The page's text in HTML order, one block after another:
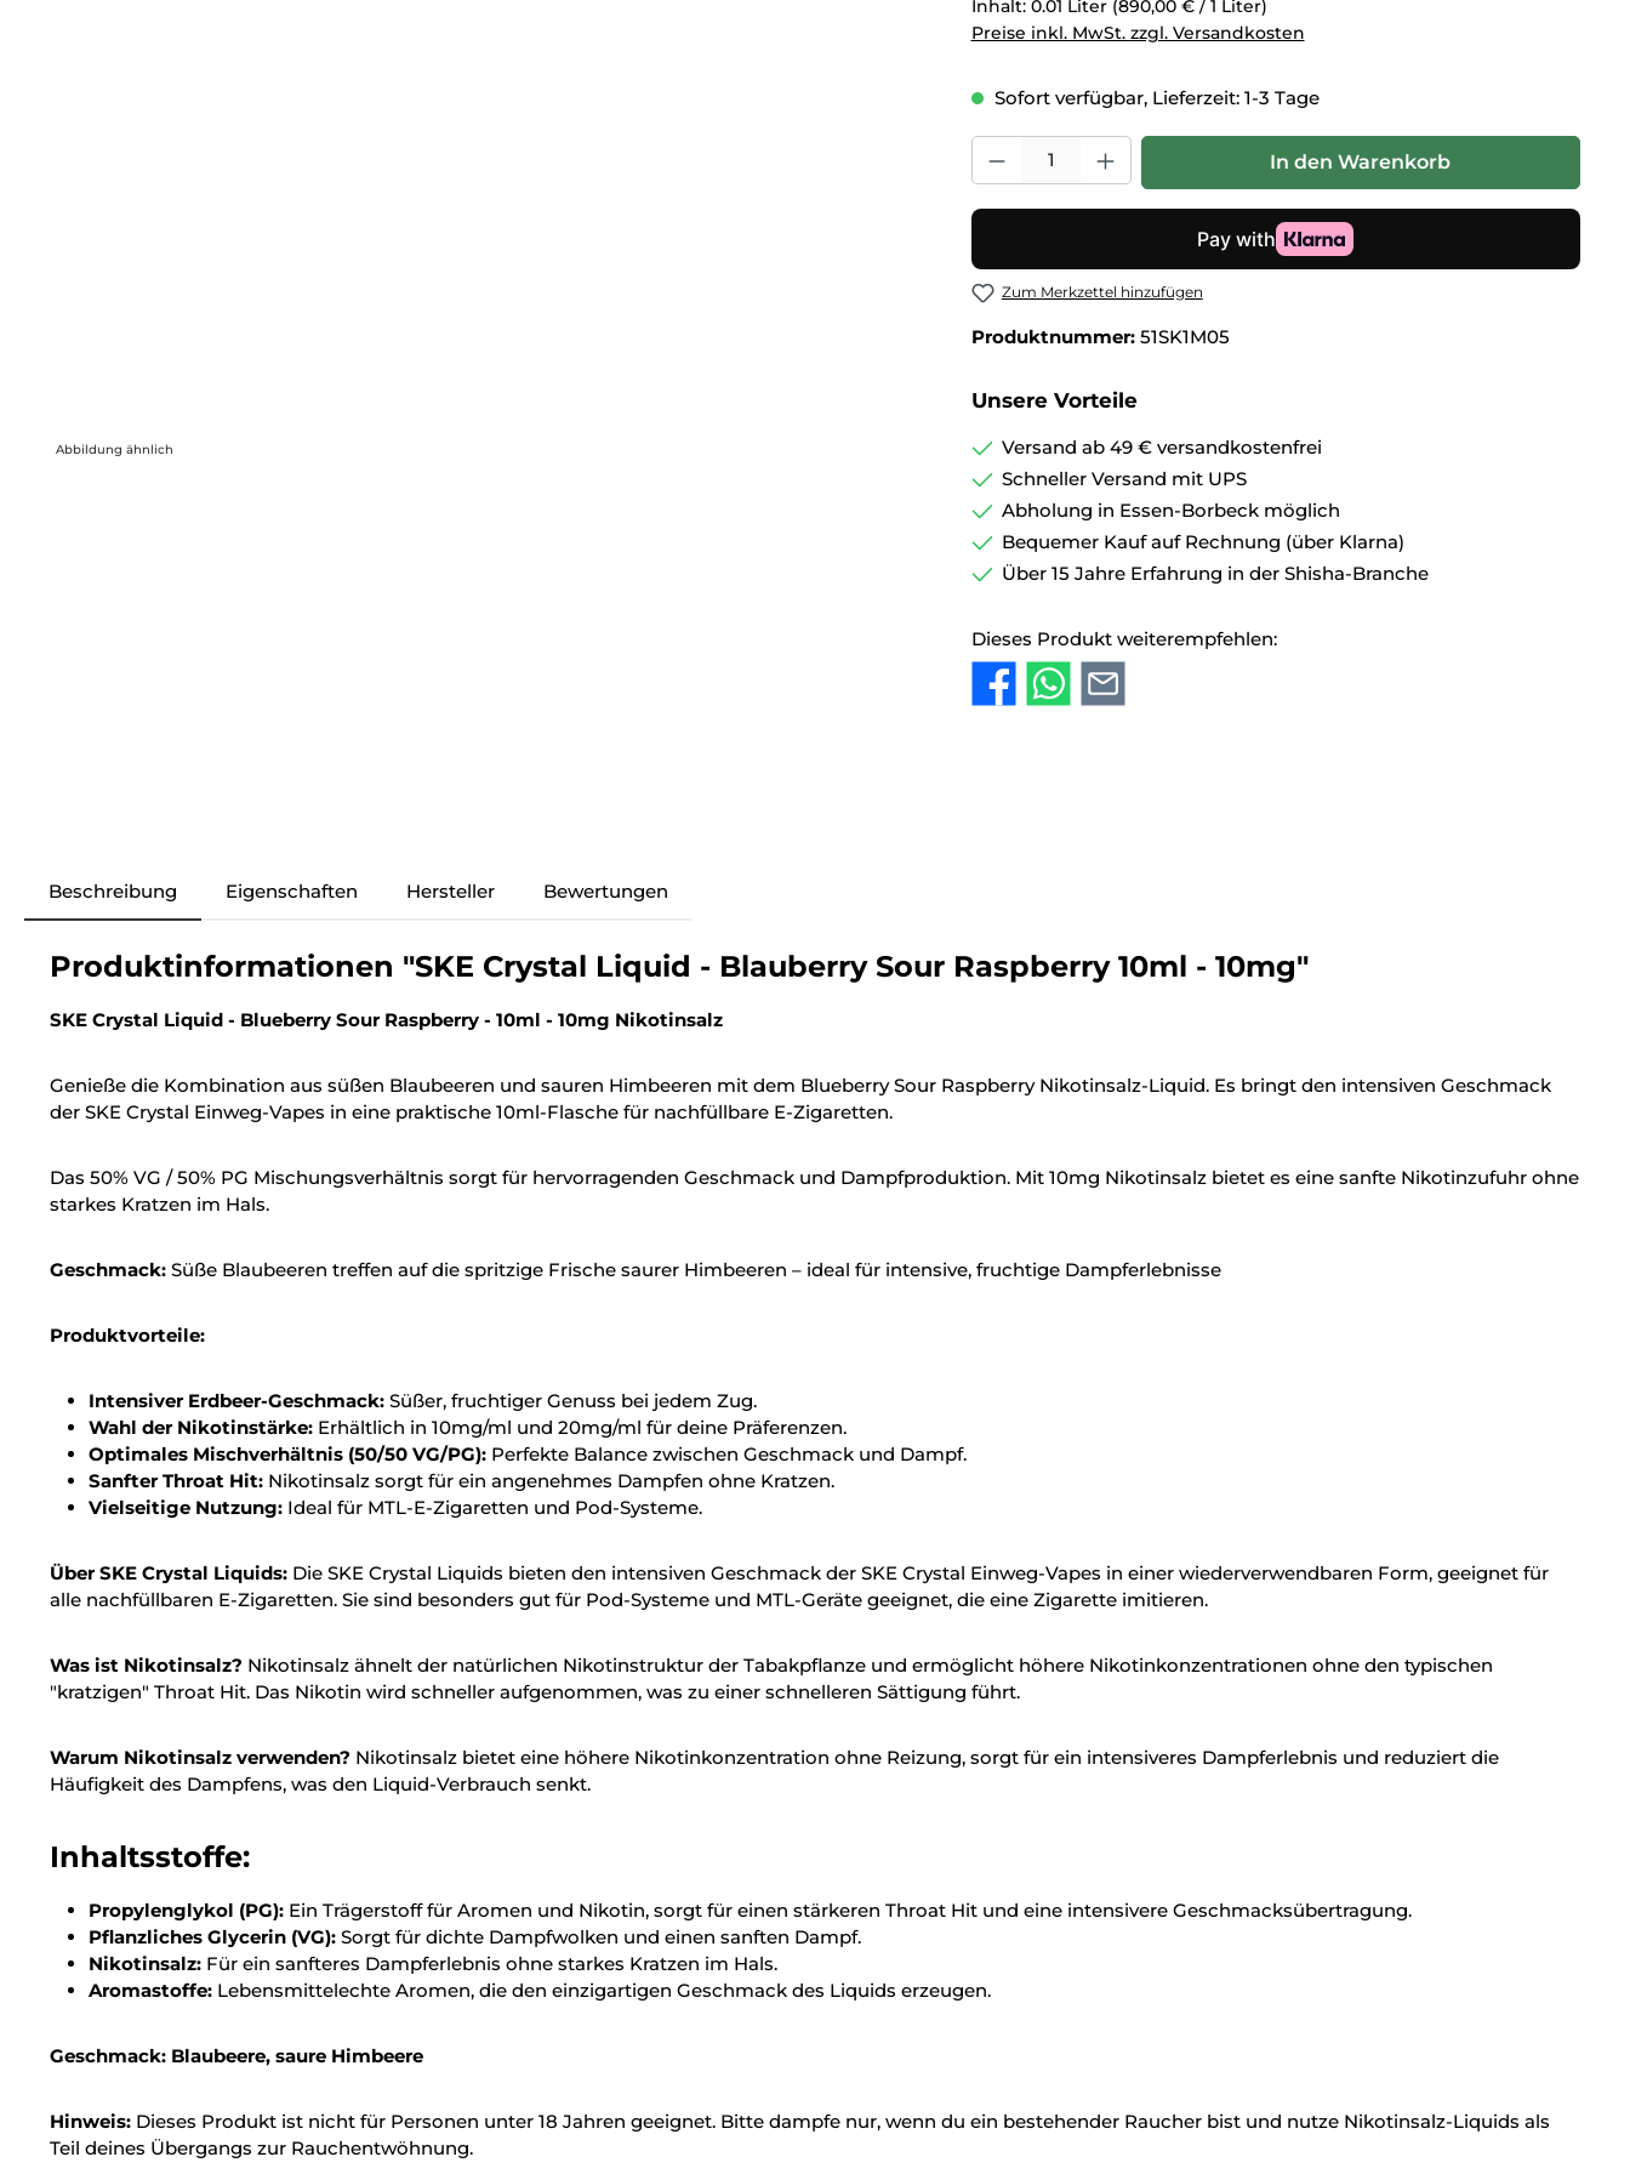
Abbildung ähnlich
Inhalt: 0.01 Liter (890,00 € / 1 Liter)
Preise inkl. MwSt. zzgl. Versandkosten
Sofort verfügbar, Lieferzeit: 1-3 Tage
Produkt Anzahl: Gib den gewünschten Wert ein oder benutze die
In den Warenkorb
Zum Merkzettel hinzufügen
Produktnummer: 51SK1M05
Unsere Vorteile
Versand ab 49 € versandkostenfrei
Schneller Versand mit UPS
Abholung in Essen-Borbeck möglich
Bequemer Kauf auf Rechnung (über Klarna)
Über 15 Jahre Erfahrung in der Shisha-Branche
Dieses Produkt weiterempfehlen:
Beschreibung Eigenschaften Hersteller Bewertungen
Produktinformationen "SKE Crystal Liquid - Blauberry Sour Raspberry 10ml - 10mg"
SKE Crystal Liquid - Blueberry Sour Raspberry - 10ml - 10mg Nikotinsalz
Genieße die Kombination aus süßen Blaubeeren und sauren Himbeeren mit dem Blueberry Sour Raspberry Nikotinsalz-Liquid. Es bringt den intensiven Geschmack
der SKE Crystal Einweg-Vapes in eine praktische 10ml-Flasche für nachfüllbare E-Zigaretten.
Das 50% VG / 50% PG Mischungsverhältnis sorgt für hervorragenden Geschmack und Dampfproduktion. Mit 10mg Nikotinsalz bietet es eine sanfte Nikotinzufuhr ohne
starkes Kratzen im Hals.
Geschmack: Süße Blaubeeren treffen auf die spritzige Frische saurer Himbeeren – ideal für intensive, fruchtige Dampferlebnisse
Produktvorteile:
Intensiver Erdbeer-Geschmack: Süßer, fruchtiger Genuss bei jedem Zug.
Wahl der Nikotinstärke: Erhältlich in 10mg/ml und 20mg/ml für deine Präferenzen.
Optimales Mischverhältnis (50/50 VG/PG): Perfekte Balance zwischen Geschmack und Dampf.
Sanfter Throat Hit: Nikotinsalz sorgt für ein angenehmes Dampfen ohne Kratzen.
Vielseitige Nutzung: Ideal für MTL-E-Zigaretten und Pod-Systeme.
Über SKE Crystal Liquids: Die SKE Crystal Liquids bieten den intensiven Geschmack der SKE Crystal Einweg-Vapes in einer wiederverwendbaren Form, geeignet für
alle nachfüllbaren E-Zigaretten. Sie sind besonders gut für Pod-Systeme und MTL-Geräte geeignet, die eine Zigarette imitieren.
Was ist Nikotinsalz? Nikotinsalz ähnelt der natürlichen Nikotinstruktur der Tabakpflanze und ermöglicht höhere Nikotinkonzentrationen ohne den typischen
"kratzigen" Throat Hit. Das Nikotin wird schneller aufgenommen, was zu einer schnelleren Sättigung führt.
Warum Nikotinsalz verwenden? Nikotinsalz bietet eine höhere Nikotinkonzentration ohne Reizung, sorgt für ein intensiveres Dampferlebnis und reduziert die
Häufigkeit des Dampfens, was den Liquid-Verbrauch senkt.
Inhaltsstoffe:
Propylenglykol (PG): Ein Trägerstoff für Aromen und Nikotin, sorgt für einen stärkeren Throat Hit und eine intensivere Geschmacksübertragung.
Pflanzliches Glycerin (VG): Sorgt für dichte Dampfwolken und einen sanften Dampf.
Nikotinsalz: Für ein sanfteres Dampferlebnis ohne starkes Kratzen im Hals.
Aromastoffe: Lebensmittelechte Aromen, die den einzigartigen Geschmack des Liquids erzeugen.
Geschmack: Blaubeere, saure Himbeere
Hinweis: Dieses Produkt ist nicht für Personen unter 18 Jahren geeignet. Bitte dampfe nur, wenn du ein bestehender Raucher bist und nutze Nikotinsalz-Liquids als
Teil deines Übergangs zur Rauchentwöhnung.